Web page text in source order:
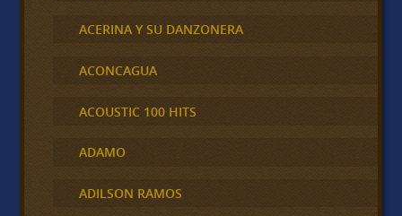
ACERINA Y SU DANZONERA
ACONCAGUA
ACOUSTIC 100 HITS
ADAMO
ADILSON RAMOS